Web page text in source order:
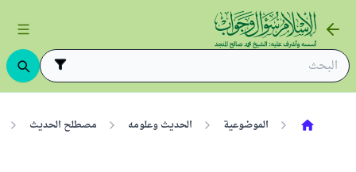
الموضوعية الحديث وعلومه مصطلح الحديث